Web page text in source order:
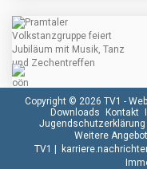
Copyright © 2026 TV1 -
Downloads Kontakt
Jugendschutzerklärung
Weitere
TV1 |